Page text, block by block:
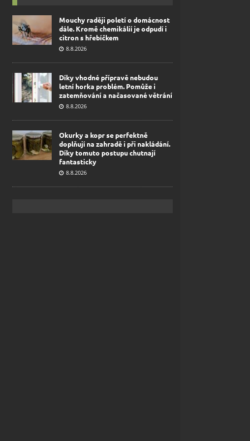
Mouchy raději poletí o domácnost
dále. Kromě chemikálií je odpudí i
citron s hřebíčkem
8.8.2026
Díky vhodné přípravě nebudou
letní horka problém. Pomůže i
zatemňování a načasované větrání
8.8.2026
Okurky a kopr se perfektně
doplňují na zahradě i při nakládání.
Díky tomuto postupu chutnají
fantasticky
8.8.2026